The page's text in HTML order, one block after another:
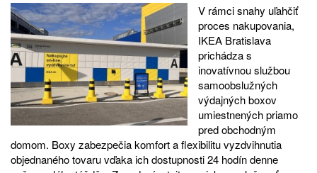
V rámci snahy uľahčiť
proces nakupovania,
IKEA Bratislava
prichádza s
inovatívnou službou
samoobslužných
výdajných boxov
umiestnených priamo
pred obchodným
domom. Boxy zabezpečia komfort a flexibilitu vyzdvihnutia
objednaného tovaru vďaka ich dostupnosti 24 hodín denne